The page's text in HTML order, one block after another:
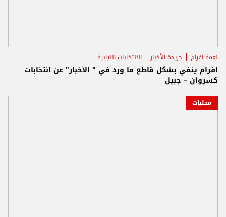
نعمة افرام جريدة الأخبار الانتخابات النيابية
افرام ينفي بشكل قاطع ما ورد في " الأخبار" عن انتخابات
كسروان – جبيل
محليات